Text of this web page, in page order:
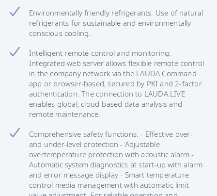
Environmentally friendly refrigerants: Use of natural
refrigerants for sustainable and environmentally
conscious cooling.
Intelligent remote control and monitoring:
Integrated web server allows flexible remote control
in the company network via the LAUDA Command
app or browser-based, secured by PKI and 2-factor
authentication. The connection to LAUDA.LIVE
enables global, cloud-based data analysis and
remote maintenance.
Comprehensive safety functions: - Effective over-
and under-level protection - Adjustable
overtemperature protection with acoustic alarm -
Automatic system diagnostics at start-up with alarm
and error message display - Smart temperature
control media management with automatic limit